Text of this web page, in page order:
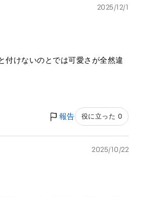
2025/12/1
付けないのとでは可愛さが全然違
報告 役に立った 0
2025/10/22